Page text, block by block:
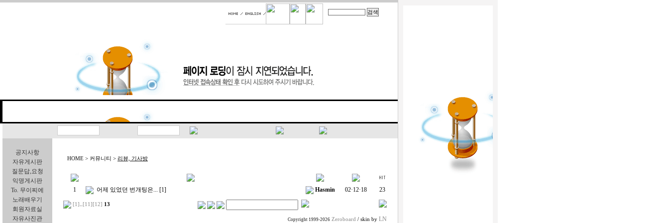
공지사항
자유게시판
질문답,요청
익명게시판
To. 무이찌에
노래배우기
회원자료실
자유사진관
HOME > 커뮤니티 > 리뷰, 기사방
1 어제 있었던 번개팅은... [1] Hasmin 02·12·18 23
[1] [11] [12] 13
Copyright 1999-2026 Zeroboard / skin by LN